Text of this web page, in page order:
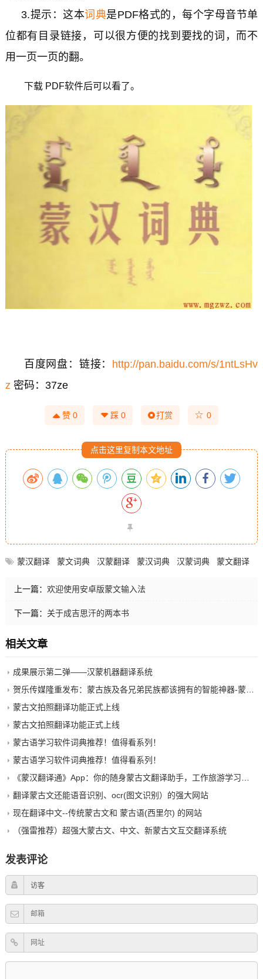
3.提示：这本词典是PDF格式的，每个字母音节单
位都有目录链接，可以很方便的找到要找的词，而不
用一页一页的翻。
下载 PDF软件后可以看了。
百度网盘：链接： http://pan.baidu.com/s/1ntLsHv
z 密码：37ze
赞 0 踩 0 打赏 ☆ 0
点击这里复制本文地址
蒙汉翻译 蒙文词典 汉蒙翻译 蒙汉词典 汉蒙词典 蒙文翻译
上一篇： 欢迎使用安卓版蒙文输入法
下一篇： 关于成吉思汗的两本书
相关文章
成果展示第二弹——汉蒙机器翻译系统
贺乐传媒隆重发布：蒙古族及各兄弟民族都该拥有的智能神器-蒙语AI
蒙古文拍照翻译功能正式上线
蒙古文拍照翻译功能正式上线
蒙古语学习软件词典推荐！值得看系列！
蒙古语学习软件词典推荐！值得看系列！
《蒙汉翻译通》App：你的随身蒙古文翻译助手，工作旅游学习蒙古语一网打尽！
翻译蒙古文还能语音识别、ocr(图文识别）的强大网站
现在翻译中文--传统蒙古文和 蒙古语(西里尔) 的网站
（强雷推荐）超强大蒙古文、中文、新蒙古文互交翻译系统
发表评论